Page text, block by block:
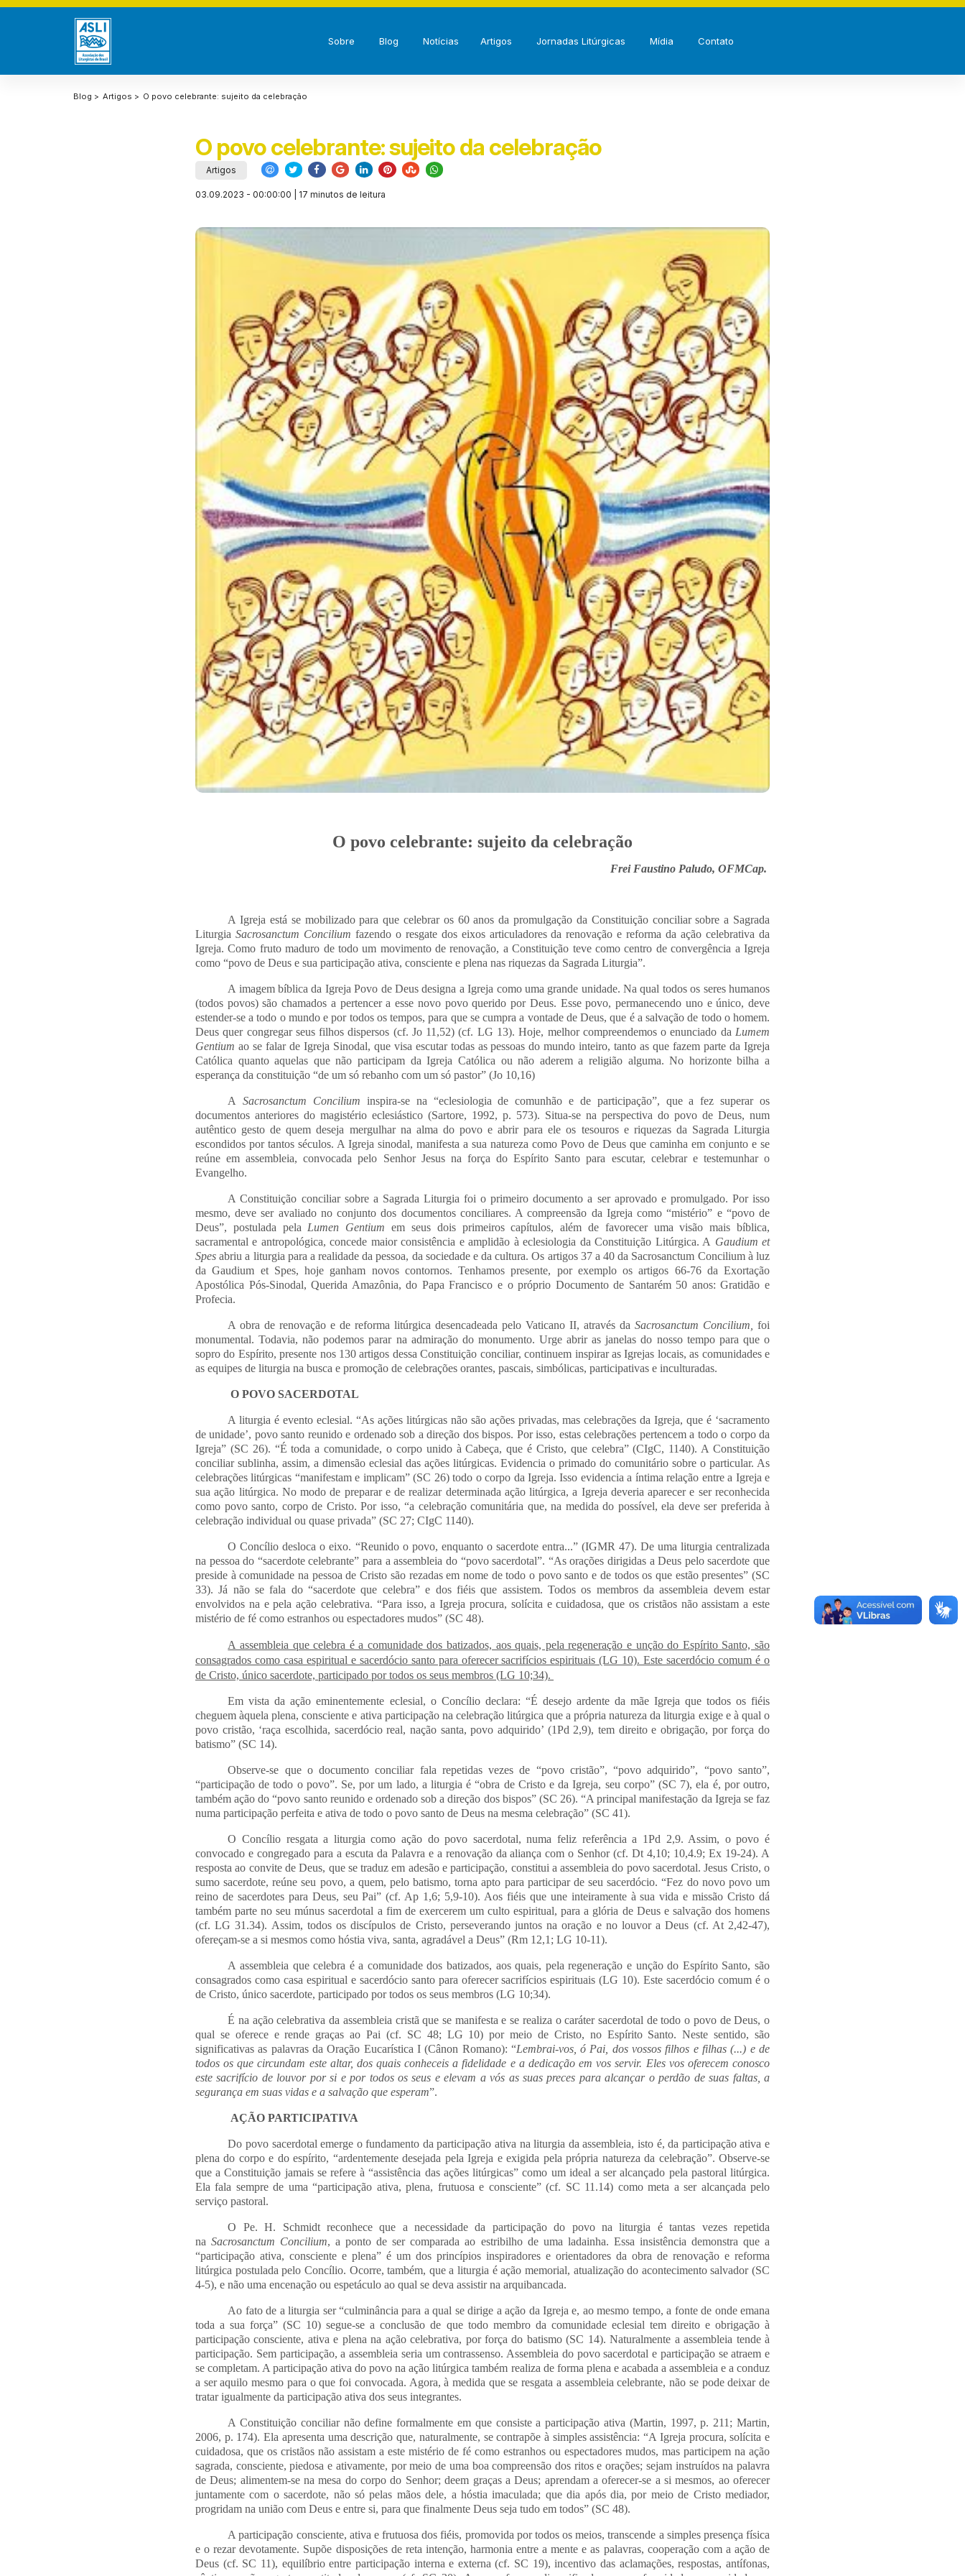
Sobre Blog Notícias Artigos Jornadas Litúrgicas Mídia Contato
Blog > Artigos > O povo celebrante: sujeito da celebração
O povo celebrante: sujeito da celebração
Artigos
03.09.2023 - 00:00:00 | 17 minutos de leitura
O povo celebrante: sujeito da celebração
Frei Faustino Paludo, OFMCap.
A Igreja está se mobilizado para que celebrar os 60 anos da promulgação da Constituição conciliar sobre a Sagrada
Liturgia Sacrosanctum Concilium fazendo o resgate dos eixos articuladores da renovação e reforma da ação celebrativa da
Igreja. Como fruto maduro de todo um movimento de renovação, a Constituição teve como centro de convergência a Igreja
como “povo de Deus e sua participação ativa, consciente e plena nas riquezas da Sagrada Liturgia”.
A imagem bíblica da Igreja Povo de Deus designa a Igreja como uma grande unidade. Na qual todos os seres humanos
(todos povos) são chamados a pertencer a esse novo povo querido por Deus. Esse povo, permanecendo uno e único, deve
estender-se a todo o mundo e por todos os tempos, para que se cumpra a vontade de Deus, que é a salvação de todo o homem.
Deus quer congregar seus filhos dispersos (cf. Jo 11,52) (cf. LG 13).Hoje, melhor compreendemos o enunciado daLumem
Gentium ao se falar de Igreja Sinodal, que visa escutar todas as pessoas do mundo inteiro, tanto as que fazem parte da Igreja
Católica quanto aquelas que não participam da Igreja Católica ou não aderem a religião alguma. No horizonte bilha a
esperança da constituição “de um só rebanho com um só pastor” (Jo 10,16)
ASacrosanctum Concilium inspira-se na “eclesiologia de comunhão e de participação”, que a fez superar os
documentos anteriores do magistério eclesiástico (Sartore, 1992, p. 573). Situa-se na perspectiva do povo de Deus, num
autêntico gesto de quem deseja mergulhar na alma do povo e abrir para ele os tesouros e riquezas da Sagrada Liturgia
escondidos por tantos séculos. A Igreja sinodal, manifesta a sua natureza como Povo de Deus que caminha em conjunto e se
reúne em assembleia, convocada pelo Senhor Jesus na força do Espírito Santo para escutar, celebrar e testemunhar o
Evangelho.
A Constituição conciliar sobre a Sagrada Liturgia foi o primeiro documento a ser aprovado e promulgado. Por isso
mesmo, deve ser avaliado no conjunto dos documentos conciliares. A compreensão da Igreja como “mistério” e “povo de
Deus”, postulada pelaLumen Gentiumem seus dois primeiros capítulos, além de favorecer uma visão mais bíblica,
sacramental e antropológica, concede maior consistência e amplidão à eclesiologia da Constituição Litúrgica. A Gaudium et
Spesabriu a liturgia para a realidade da pessoa, da sociedade e da cultura. Os artigos 37 a 40 da Sacrosanctum Concilium à luz
da Gaudium et Spes, hoje ganham novos contornos. Tenhamos presente, por exemplo os artigos 66-76 da Exortação
Apostólica Pós-Sinodal, Querida Amazônia, do Papa Francisco e o próprio Documento de Santarém 50 anos: Gratidão e
Profecia.
A obra de renovação e de reforma litúrgica desencadeada pelo Vaticano II, através daSacrosanctum Concilium,foi
monumental. Todavia, não podemos parar na admiração do monumento. Urge abrir as janelas do nosso tempo para que o
sopro do Espírito, presente nos 130 artigos dessa Constituição conciliar, continuem inspirar as Igrejas locais, as comunidades e
as equipes de liturgia na busca e promoção de celebrações orantes, pascais, simbólicas, participativas e inculturadas.
O POVO SACERDOTAL
A liturgia é evento eclesial. “As ações litúrgicas não são ações privadas, mas celebrações da Igreja, que é ‘sacramento
de unidade’, povo santo reunido e ordenado sob a direção dos bispos. Por isso, estas celebrações pertencem a todo o corpo da
Igreja” (SC 26). “É toda a comunidade, o corpo unido à Cabeça, que é Cristo, que celebra” (CIgC, 1140). A Constituição
conciliar sublinha, assim, a dimensão eclesial das ações litúrgicas. Evidencia o primado do comunitário sobre o particular. As
celebrações litúrgicas “manifestam e implicam” (SC 26) todo o corpo da Igreja. Isso evidencia a íntima relação entre a Igreja e
sua ação litúrgica. No modo de preparar e de realizar determinada ação litúrgica, a Igreja deveria aparecer e ser reconhecida
como povo santo, corpo de Cristo. Por isso, “a celebração comunitária que, na medida do possível, ela deve ser preferida à
celebração individual ou quase privada” (SC 27; CIgC 1140).
O Concílio desloca o eixo. “Reunido o povo, enquanto o sacerdote entra...” (IGMR 47). De uma liturgia centralizada
na pessoa do “sacerdote celebrante” para a assembleia do “povo sacerdotal”. “As orações dirigidas a Deus pelo sacerdote que
preside à comunidade na pessoa de Cristo são rezadas em nome de todo o povo santo e de todos os que estão presentes” (SC
33). Já não se fala do “sacerdote que celebra” e dos fiéis que assistem. Todos os membros da assembleia devem estar
envolvidos na e pela ação celebrativa. “Para isso, a Igreja procura, solícita e cuidadosa, que os cristãos não assistam a este
mistério de fé como estranhos ou espectadores mudos” (SC 48).
A assembleia que celebra é a comunidade dos batizados, aos quais, pela regeneração e unção do Espírito Santo, são
consagrados como casa espiritual e sacerdócio santo para oferecer sacrifícios espirituais (LG 10). Este sacerdócio comum é o
de Cristo, único sacerdote, participado por todos os seus membros (LG 10;34).
Em vista da ação eminentemente eclesial, o Concílio declara: “É desejo ardente da mãe Igreja que todos os fiéis
cheguem àquela plena, consciente e ativa participação na celebração litúrgica que a própria natureza da liturgia exige e à qual o
povo cristão, ‘raça escolhida, sacerdócio real, nação santa, povo adquirido’ (1Pd 2,9), tem direito e obrigação, por força do
batismo” (SC 14).
Observe-se que o documento conciliar fala repetidas vezes de “povo cristão”, “povo adquirido”, “povo santo”,
“participação de todo o povo”. Se, por um lado, a liturgia é “obra de Cristo e da Igreja, seu corpo” (SC 7), ela é, por outro,
também ação do “povo santo reunido e ordenado sob a direção dos bispos” (SC 26). “A principal manifestação da Igreja se faz
numa participação perfeita e ativa de todo o povo santo de Deus na mesma celebração” (SC 41).
O Concílio resgata a liturgia como ação do povo sacerdotal, numa feliz referência a 1Pd 2,9. Assim, o povo é
convocado e congregado para a escuta da Palavra e a renovação da aliança com o Senhor (cf. Dt 4,10; 10,4.9; Ex 19-24). A
resposta ao convite de Deus, que se traduz em adesão e participação, constitui a assembleia do povo sacerdotal. Jesus Cristo, o
sumo sacerdote, reúne seu povo, a quem, pelo batismo, torna apto para participar de seu sacerdócio. “Fez do novo povo um
reino de sacerdotes para Deus, seu Pai” (cf. Ap 1,6; 5,9-10). Aos fiéis que une inteiramente à sua vida e missão Cristo dá
também parte no seu múnus sacerdotal a fim de exercerem um culto espiritual, para a glória de Deus e salvação dos homens
(cf. LG 31.34). Assim, todos os discípulos de Cristo, perseverando juntos na oração e no louvor a Deus (cf. At 2,42-47),
ofereçam-se a si mesmos como hóstia viva, santa, agradável a Deus” (Rm 12,1; LG 10-11).
A assembleia que celebra é a comunidade dos batizados, aos quais, pela regeneração e unção do Espírito Santo, são
consagrados como casa espiritual e sacerdócio santo para oferecer sacrifícios espirituais (LG 10). Este sacerdócio comum é o
de Cristo, único sacerdote, participado por todos os seus membros (LG 10;34).
É na ação celebrativa da assembleia cristã que se manifesta e se realiza o caráter sacerdotal de todo o povo de Deus, o
qual se oferece e rende graças ao Pai (cf. SC 48; LG 10) por meio de Cristo, no Espírito Santo. Neste sentido, são
significativas as palavras da Oração Eucarística I (Cânon Romano): “Lembrai-vos, ó Pai, dos vossos filhos e filhas (...) e de
todos os que circundam este altar, dos quais conheceis a fidelidade e a dedicação em vos servir. Eles vos oferecem conosco
este sacrifício de louvor por si e por todos os seus e elevam a vós as suas preces para alcançar o perdão de suas faltas, a
segurança em suas vidas e a salvação que esperam”.
AÇÃO PARTICIPATIVA
Do povo sacerdotal emerge o fundamento da participação ativa na liturgia da assembleia, isto é, da participação ativa e
plena do corpo e do espírito, “ardentemente desejada pela Igreja e exigida pela própria natureza da celebração”. Observe-se
que a Constituição jamais se refere à “assistência das ações litúrgicas” como um ideal a ser alcançado pela pastoral litúrgica.
Ela fala sempre de uma “participação ativa, plena, frutuosa e consciente” (cf. SC 11.14) como meta a ser alcançada pelo
serviço pastoral.
O Pe. H. Schmidt reconhece que a necessidade da participação do povo na liturgia é tantas vezes repetida
naSacrosanctum Concilium, a ponto de ser comparada ao estribilho de uma ladainha. Essa insistência demonstra que a
“participação ativa, consciente e plena” é um dos princípios inspiradores e orientadores da obra de renovação e reforma
litúrgica postulada pelo Concílio. Ocorre, também, que a liturgia é ação memorial, atualização do acontecimento salvador (SC
4-5), e não uma encenação ou espetáculo ao qual se deva assistir na arquibancada.
Ao fato de a liturgia ser “culminância para a qual se dirige a ação da Igreja e, ao mesmo tempo, a fonte de onde emana
toda a sua força” (SC 10) segue-se a conclusão de que todo membro da comunidade eclesial tem direito e obrigação à
participação consciente, ativa e plena na ação celebrativa, por força do batismo (SC 14). Naturalmente a assembleia tende à
participação. Sem participação, a assembleia seria um contrassenso. Assembleia do povo sacerdotal e participação se atraem e
se completam. A participação ativa do povo na ação litúrgica também realiza de forma plena e acabada a assembleia e a conduz
a ser aquilo mesmo para o que foi convocada. Agora, à medida que se resgata a assembleia celebrante, não se pode deixar de
tratar igualmente da participação ativa dos seus integrantes.
A Constituição conciliar não define formalmente em que consiste a participação ativa (Martin, 1997, p. 211; Martin,
2006, p. 174). Ela apresenta uma descrição que, naturalmente, se contrapõe à simples assistência: “A Igreja procura, solícita e
cuidadosa, que os cristãos não assistam a este mistério de fé como estranhos ou espectadores mudos, mas participem na ação
sagrada, consciente, piedosa e ativamente, por meio de uma boa compreensão dos ritos e orações; sejam instruídos na palavra
de Deus; alimentem-se na mesa do corpo do Senhor; deem graças a Deus; aprendam a oferecer-se a si mesmos, ao oferecer
juntamente com o sacerdote, não só pelas mãos dele, a hóstia imaculada; que dia após dia, por meio de Cristo mediador,
progridam na união com Deus e entre si, para que finalmente Deus seja tudo em todos” (SC 48).
A participação consciente, ativa e frutuosa dos fiéis, promovida por todos os meios, transcende a simples presença física
e o rezar devotamente. Supõe disposições de reta intenção, harmonia entre a mente e as palavras, cooperação com a ação de
Deus (cf. SC 11), equilíbrio entre participação interna e externa (cf. SC 19), incentivo das aclamações, respostas, antífonas,